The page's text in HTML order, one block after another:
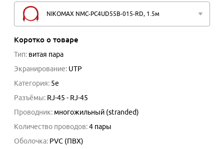
NIKOMAX NMC-PC4UD55B-015-RD, 1.5м
Коротко о товаре
Тип: витая пара
Экранирование: UTP
Категория: 5e
Разъёмы: RJ-45 - RJ-45
Проводник: многожильный (stranded)
Количество проводов:4 пары
Оболочка: PVC (ПВХ)